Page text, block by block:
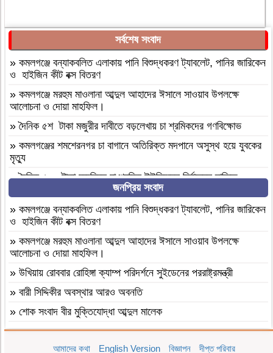
সর্বশেষ সংবাদ
» কমলগঞ্জে বন্যাকবলিত এলাকায় পানি বিশুদ্ধকরণ ট্যাবলেট, পানির জারিকেন
ও হাইজিন কীট বক্স বিতরণ
» কমলগঞ্জে মরহুম মাওলানা আব্দুল আহাদের ঈসালে সাওয়াব উপলক্ষে
আলোচনা ও দোয়া মাহফিল।
»দৈনিক ৫শ টাকা মজুরীর দাবীতে বড়লেখায় চা শ্রমিকদের গণবিক্ষোভ
» কমলগঞ্জের শমশেরনগর চা বাগানে অতিরিক্ত মদপানে অসুস্থ হয়ে যুবকের
মৃত্যু
»দৈনিক ৫০০ টাকা মজুরিসহ চা শ্রমিক ইউনিয়নের নির্বাচনের দাবিতে
কমলগঞ্জে চা-শ্রমিকদের মানববন্ধন
» এআই দিয়ে এমপি নাসের রহমানের অশ্লীল ভিডিও ছড়ানোর অভিযোগে
সাভার থেকে আসামি গ্রেপ্তার
» বগুড়া আদমদীঘি ১শ পিস ট্যাপেন্টাডলসহ একজন গ্রেফতার
»বগুড়া আদমদীঘি’র ছাতিয়ানগ্রামে সাংসদ মহিত তালুকদার-কে সংবর্ধনা
প্রদান
» কমলগঞ্জে এমপি হাজী মুজিবকে নাগরিক সংবর্ধনা
» আন্তর্জাতিক আদিবাসী দিবস ২০২৬: বাংলাদেশের আদিবাসীদের দূর্গম
বগুড়া আদমদীঘিতে মাদকবিরোধী অভিযানে ৩ জন গ্রেফতার, ভ্রাম্যমাণ
জনপ্রিয় সংবাদ
» কমলগঞ্জে বন্যাকবলিত এলাকায় পানি বিশুদ্ধকরণ ট্যাবলেট, পানির জারিকেন
ও হাইজিন কীট বক্স বিতরণ
» কমলগঞ্জে মরহুম মাওলানা আব্দুল আহাদের ঈসালে সাওয়াব উপলক্ষে
আলোচনা ও দোয়া মাহফিল।
» উখিয়ায় রোববার রোহিঙ্গা ক্যাম্প পরিদর্শনে সুইডেনের পররাষ্ট্রমন্ত্রী
» বারী সিদ্দিকীর অবস্থার আরও অবনতি
» শোক সংবাদ বীর মুক্তিযোদ্ধা আব্দুল মালেক
»মৃত্যুবাষির্কী মোহাম্মদ ইলিয়াছ
কমলগঞ্জে পতনঊষারে দাদন ব্যবসায়ীদের মানসিক চাপে এক স্বর্ণ ব্যবসায়ীর
আমাদের কথা English Version বিজ্ঞাপন দীপ্ত পরিবার